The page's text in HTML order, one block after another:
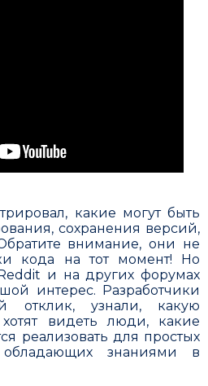
какие могут быть
сохранения вер­сий,
внимание, они не
кода на тот момент! Но
и на других форумах
интерес. Разработчики
отклик, узнали, какую
видеть люди, какие
реализо­вать для простых
обладающих знаниями в